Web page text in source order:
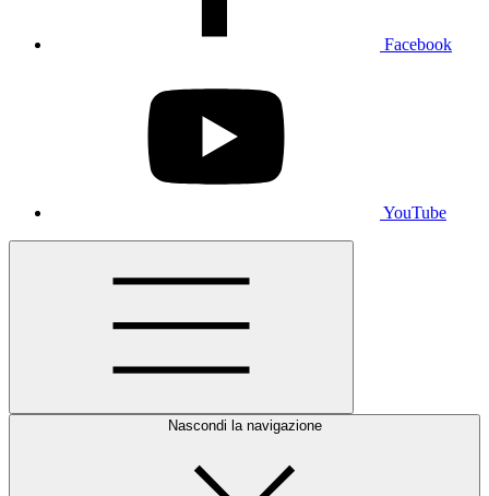
Facebook
YouTube
Nascondi la navigazione